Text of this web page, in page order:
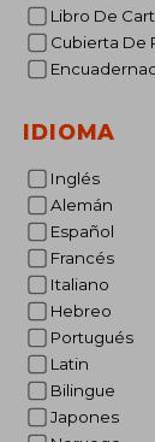
Libro De
Cubierta De
IDIOMA
Inglés
Alemán
Español
Francés
Italiano
Hebreo
Portugués
Latin
Bilingue
Japones